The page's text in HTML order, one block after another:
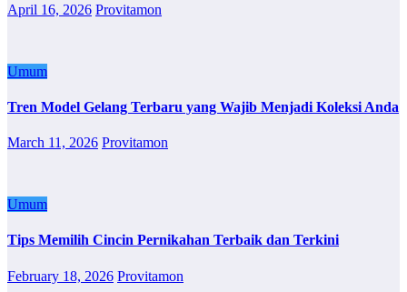
April 16, 2026 Provitamon
Umum
Tren Model Gelang Terbaru yang Wajib Menjadi Koleksi Anda
March 11, 2026 Provitamon
Umum
Tips Memilih Cincin Pernikahan Terbaik dan Terkini
February 18, 2026 Provitamon